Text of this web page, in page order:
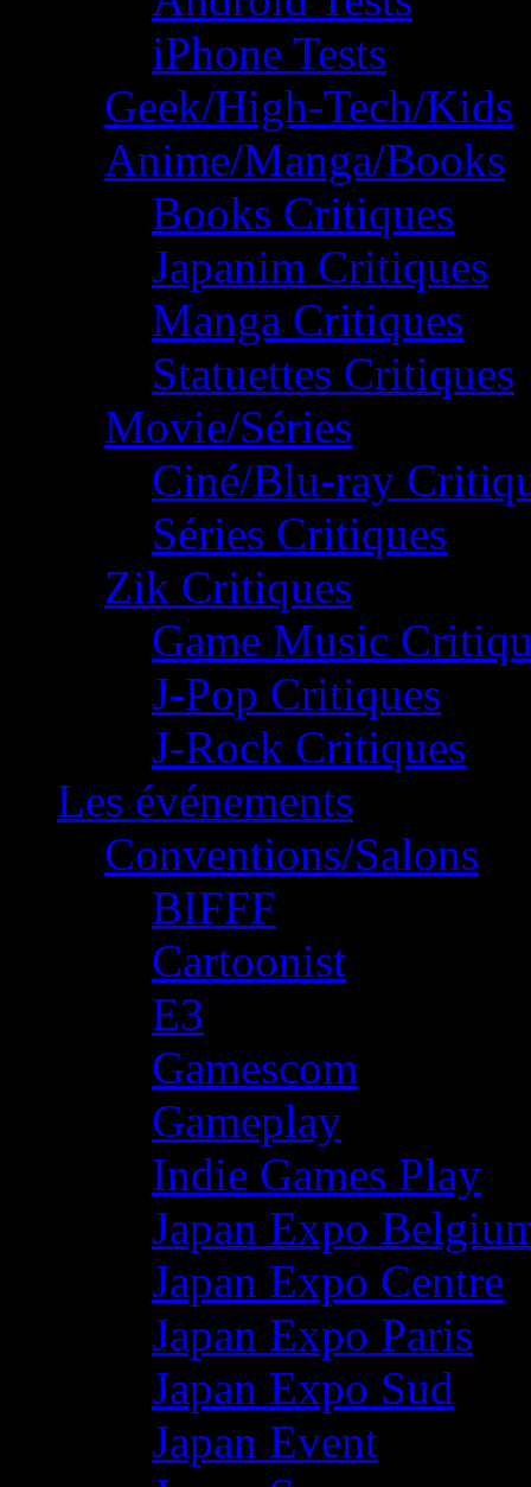
iPhone Tests
Geek/High-Tech/Kids
Anime/Manga/Books
Books Critiques
Japanim Critiques
Manga Critiques
Statuettes Critiques
Movie/Séries
Ciné/Blu-ray
Séries Critiques
Zik Critiques
Game Music
J-Pop Critiques
J-Rock Critiques
Les événements
Conventions/Salons
BIFFF
Cartoonist
E3
Gamescom
Gameplay
Indie Games Play
Japan Expo
Japan Expo Centre
Japan Expo Paris
Japan Expo Sud
Japan Event